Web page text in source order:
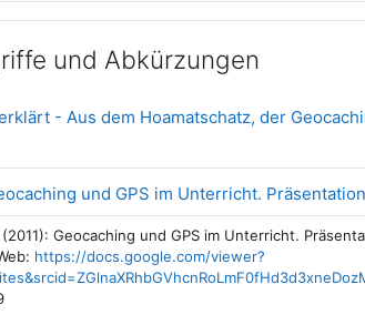
und Abkürzungen
- Aus dem Hoamatschatz, der
und GPS im Unterricht.
Geocaching und GPS im Unterricht.
https://docs.google.com/viewer?